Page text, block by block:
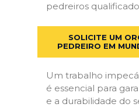
pedreiros
SOLICITE UM
PEDREIRO EM
Um trabalho
é essencial para
e a durabilidade do